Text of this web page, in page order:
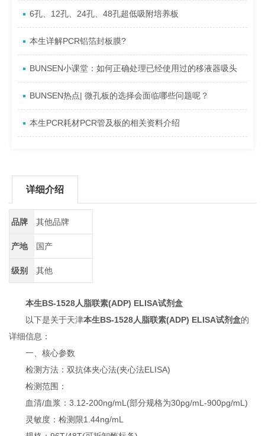
6孔、12孔、24孔、48孔超低吸附培养板
本生详解PCR铝箔封板膜?
BUNSEN小课堂：如何正确处理已经使用过的移液器吸头
BUNSEN热点| 微孔板的选择会面临哪些问题呢？
本生PCR耗材PCR管及板的相关资料介绍
详细介绍
品牌 其他品牌
产地 国产
级别 其他
本生BS-1528人脂联素(ADP) ELISA试剂盒
以下是关于‌天津本生BS-1528人脂联素(ADP) ELISA试剂盒‌的
详细信息：
一、核心参数‌
检测方法‌：双抗体夹心法(夹心法ELISA)
检测范围‌：
血清/血浆‌：3.12-200ng/mL(部分规格为30pg/mL-900pg/mL)
灵敏度‌：检测限1.44ng/mL